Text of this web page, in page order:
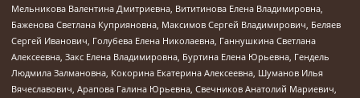
Мельникова Валентина Дмитриевна, Вититинова Елена Владимировна,
Баженова Светлана Куприяновна, Максимов Сергей Владимирович, Беляев
Сергей Иванович, Голубева Елена Николаевна, Ганнушкина Светлана
Алексеевна, Закс Елена Владимировна, Буртина Елена Юрьевна, Гендель
Людмила Залмановна, Кокорина Екатерина Алексеевна, Шуманов Илья
Вячеславович, Арапова Галина Юрьевна, Свечников Анатолий Мариевич,